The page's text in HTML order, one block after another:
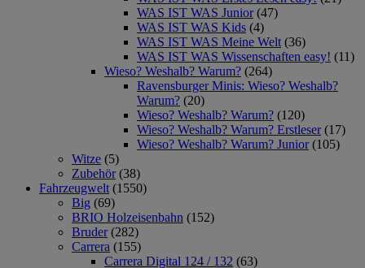
WAS IST WAS Junior (47)
WAS IST WAS Kids (4)
WAS IST WAS Meine Welt (36)
WAS IST WAS Wissenschaften easy! (11)
Wieso? Weshalb? Warum? (264)
Ravensburger Minis: Wieso? Weshalb?
Warum? (20)
Wieso? Weshalb? Warum? (120)
Wieso? Weshalb? Warum? Erstleser (17)
Wieso? Weshalb? Warum? Junior (105)
Witze (5)
Zubehör (38)
Fahrzeugwelt (1550)
Big (69)
BRIO Holzeisenbahn (152)
Bruder (282)
Carrera (155)
Carrera Digital 124 / 132 (63)